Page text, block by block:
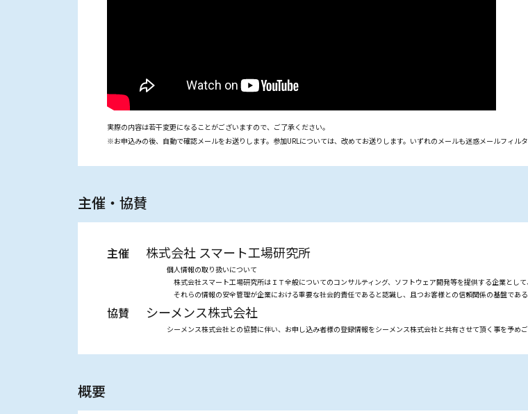
実際の内容は若干変更になることがございますので、ご了承ください。
※お申込みの後、自動で確認メールをお送りします。参加URLについては、改めてお送りします。いずれのメールも迷惑メールフィル
主催・協賛
主催 株式会社 スマート⼯場研究所
個人情報の取り扱いについて
株式会社スマート工場研究所はＩＴ全般についてのコンサルティング、ソフトウェア開発等を提供する企業として
それらの情報の安全管理が企業における重要な社会的責任であると認識し、且つお客様との信頼関係の基盤である
協賛 シーメンス株式会社
シーメンス株式会社との協賛に伴い、お申し込み者様の登録情報をシーメンス株式会社と共有させて頂く事を予め
概要